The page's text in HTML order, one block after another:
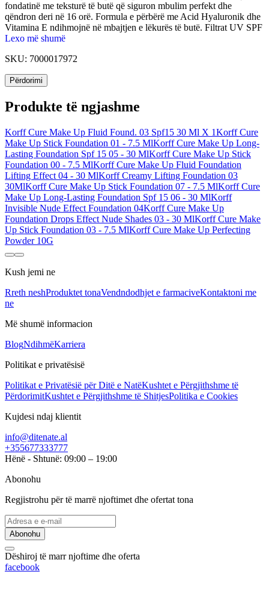
fondatinë me teksturë të butë që siguron mbulim perfekt dhe
qëndron deri në 16 orë. Formula e përbërë me Acid Hyaluronik dhe
Vitamina E ndihmojnë në mbajtjen e lëkurës të butë. Filtrat UV SPF
15 mbrojnë fytyrën nga ekspozimi i diellit. Fondatina i jep lëkurës së
Lexo më shumë
SKU: 7000017972
Përdorimi
Produkte të ngjashme
Korff Cure Make Up Fluid Found. 03 Spf15 30 Ml X 1Korff Cure
Make Up Stick Foundation 01 - 7.5 MlKorff Cure Make Up Long-
Lasting Foundation Spf 15 05 - 30 MlKorff Cure Make Up Stick
Foundation 00 - 7.5 MlKorff Cure Make Up Fluid Foundation
Lifting Effect 04 - 30 MlKorff Creamy Lifting Foundation 03
30MlKorff Cure Make Up Stick Foundation 07 - 7.5 MlKorff Cure
Make Up Long-Lasting Foundation Spf 15 06 - 30 MlKorff
Invisible Nude Effect Foundation 04Korff Cure Make Up
Foundation Drops Effect Nude Shades 03 - 30 MlKorff Cure Make
Up Stick Foundation 03 - 7.5 MlKorff Cure Make Up Perfecting
Powder 10G
Kush jemi ne
Rreth neshProduktet tonaVendndodhjet e farmaciveKontaktoni me
ne
Më shumë informacion
BlogNdihmëKarriera
Politikat e privatësisë
Politikat e Privatësië për Ditë e NatëKushtet e Përgjithshme të
PërdorimitKushtet e Përgjithshme të ShitjesPolitika e Cookies
Kujdesi ndaj klientit
info@ditenate.al
+355677333777
Hënë - Shtunë: 09:00 – 19:00
Abonohu
Regjistrohu për të marrë njoftimet dhe ofertat tona
Abonohu
Dëshiroj të marr njoftime dhe oferta
facebook